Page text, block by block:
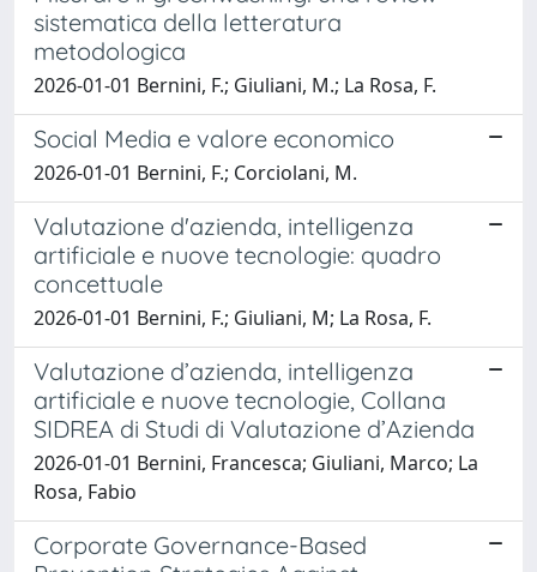
sistematica della letteratura
metodologica
2026-01-01 Bernini, F.; Giuliani, M.; La Rosa, F.
Social Media e valore economico
2026-01-01 Bernini, F.; Corciolani, M.
Valutazione d'azienda, intelligenza
artificiale e nuove tecnologie: quadro
concettuale
2026-01-01 Bernini, F.; Giuliani, M; La Rosa, F.
Valutazione d’azienda, intelligenza
artificiale e nuove tecnologie, Collana
SIDREA di Studi di Valutazione d’Azienda
2026-01-01 Bernini, Francesca; Giuliani, Marco; La
Rosa, Fabio
Corporate Governance-Based